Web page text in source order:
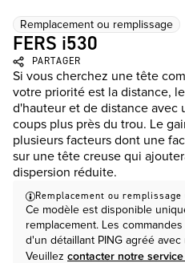
Remplacement ou remplissage
FERS i530
PARTAGER
Si vous cherchez une tête
votre priorité est la distance,
d'hauteur et de distance avec
coups plus près du trou. Le
plusieurs facteurs dont une
sur une tête creuse qui
dispersion réduite.
Remplacement ou remplissage
Ce modèle est disponible
remplacement. Les
d'un détaillant PING agréé
Veuillez contacter notre